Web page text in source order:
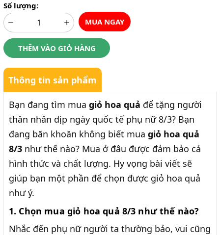
Số lượng:
MUA NGAY
THÊM VÀO GIỎ HÀNG
Thông tin sản phẩm
Bạn đang tìm mua giỏ hoa quả để tặng người
thân nhân dịp ngày quốc tế phụ nữ 8/3? Bạn
đang băn khoăn không biết mua giỏ hoa quả
8/3 như thế nào? Mua ở đâu được đảm bảo cả
hình thức và chất lượng. Hy vọng bài viết sẽ
giúp bạn một phần để chọn được giỏ hoa quả
như ý.
1. Chọn mua giỏ hoa quả 8/3 như thế nào?
Nhắc đến phụ nữ người ta thường bảo, vui cũng